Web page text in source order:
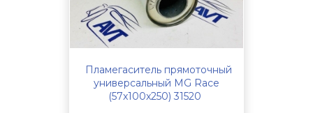
Пламегаситель прямоточный
универсальный MG Race
(57x100x250) 31520